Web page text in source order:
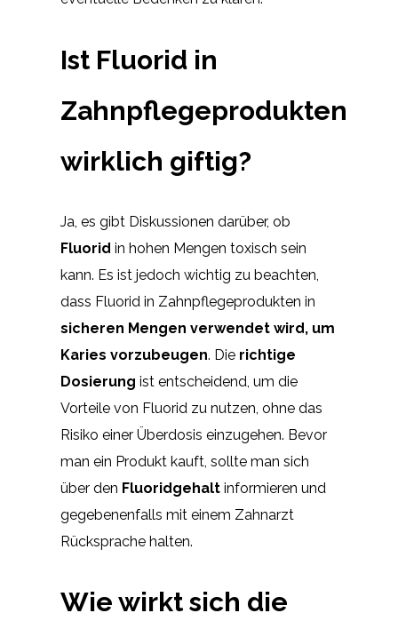
Ist Fluorid in
Zahnpflegeprodukten
wirklich giftig?
Ja, es gibt Diskussionen darüber, ob
Fluorid in hohen Mengen toxisch sein
kann. Es ist jedoch wichtig zu beachten,
dass Fluorid in Zahnpflegeprodukten in
sicheren Mengen verwendet wird, um
Karies vorzubeugen. Die richtige
Dosierung ist entscheidend, um die
Vorteile von Fluorid zu nutzen, ohne das
Risiko einer Überdosis einzugehen. Bevor
man ein Produkt kauft, sollte man sich
über den Fluoridgehalt informieren und
gegebenenfalls mit einem Zahnarzt
Rücksprache halten.
Wie wirkt sich die